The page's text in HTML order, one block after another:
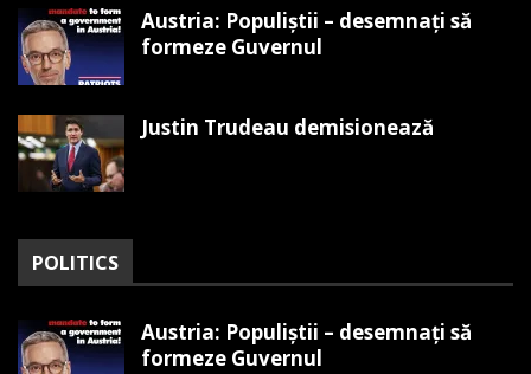
Austria: Populiștii – desemnați să
formeze Guvernul
Justin Trudeau demisionează
POLITICS
Austria: Populiștii – desemnați să
formeze Guvernul